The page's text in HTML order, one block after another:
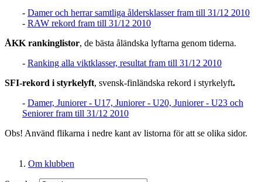
- Damer och herrar samtliga åldersklasser fram till 31/12 2010
- RAW rekord fram till 31/12 2010
ÅKK rankinglistor, de bästa åländska lyftarna genom tiderna.
- Ranking alla viktklasser, resultat fram till 31/12 2010
SFI-rekord i styrkelyft, svensk-finländska rekord i styrkelyft.
- Damer, Juniorer - U17, Juniorer - U20, Juniorer - U23 och
Seniorer fram till 31/12 2010
Obs! Använd flikarna i nedre kant av listorna för att se olika sidor.
Om klubben